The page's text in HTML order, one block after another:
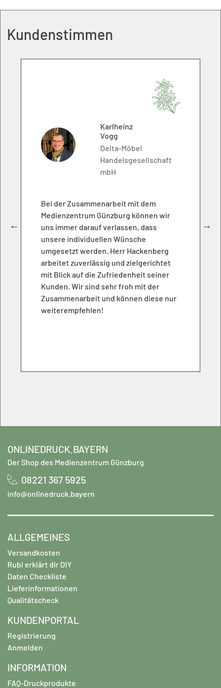
Kundenstimmen
Karlheinz
Vogg
Delta-Möbel
Handelsgesellschaft
mbH
Bei der Zusammenarbeit mit dem
Medienzentrum Günzburg können wir
uns immer darauf verlassen, dass
unsere individuellen Wünsche
umgesetzt werden. Herr Hackenberg
arbeitet zuverlässig und zielgerichtet
mit Blick auf die Zufriedenheit seiner
Kunden. Wir sind sehr froh mit der
Zusammenarbeit und können diese nur
weiterempfehlen!
ONLINEDRUCK.BAYERN
Der Shop des Medienzentrum Günzburg
08221 367 5925
info@onlinedruck.bayern
ALLGEMEINES
Versandkosten
Rubi erklärt dir DIY
Daten Checkliste
Lieferinformationen
Qualitätscheck
KUNDENPORTAL
Registrierung
Anmelden
INFORMATION
FAQ-Druckprodukte